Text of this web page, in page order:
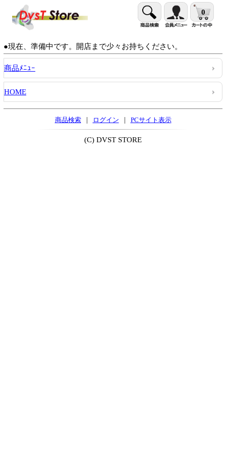
0
●現在、準備中です。開店まで少々お持ちください。
商品ﾒﾆｭｰ
HOME
商品検索 | ログイン | PCサイト表示
(C) DVST STORE